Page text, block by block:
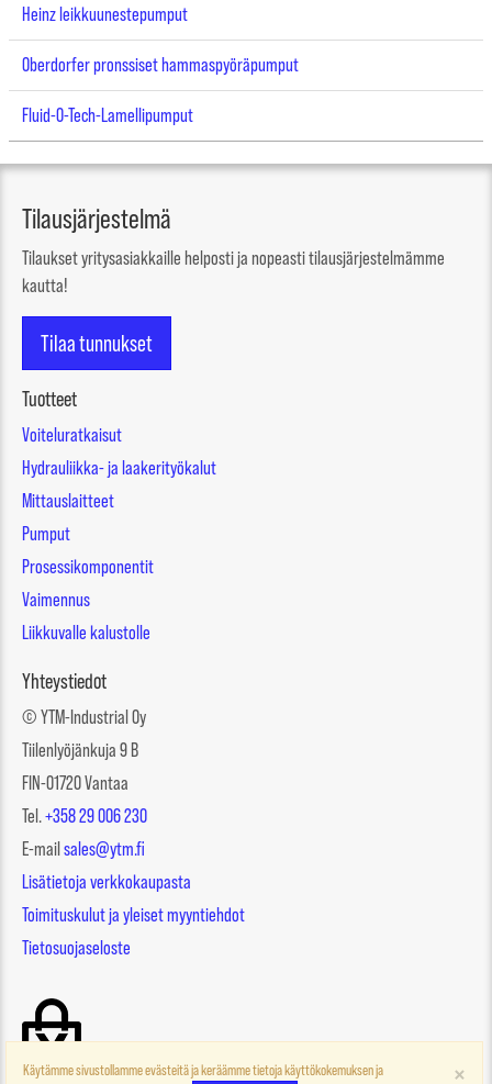
Heinz leikkuunestepumput
Oberdorfer pronssiset hammaspyöräpumput
Fluid-O-Tech-Lamellipumput
Tilausjärjestelmä
Tilaukset yritysasiakkaille helposti ja nopeasti tilausjärjestelmämme
kautta!
Tilaa tunnukset
Tuotteet
Voiteluratkaisut
Hydrauliikka- ja laakerityökalut
Mittauslaitteet
Pumput
Prosessikomponentit
Vaimennus
Liikkuvalle kalustolle
Yhteystiedot
© YTM-Industrial Oy
Tiilenlyöjänkuja 9 B
FIN-01720 Vantaa
Tel.+358 29 006 230
E-mail sales@ytm.fi
Lisätietoja verkkokaupasta
Toimituskulut ja yleiset myyntiehdot
Tietosuojaseloste
×
Käytämme sivustollamme evästeitä ja keräämme tietoja käyttökokemuksen ja